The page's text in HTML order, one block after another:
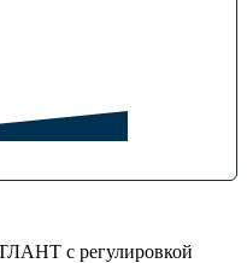
с регулировкой